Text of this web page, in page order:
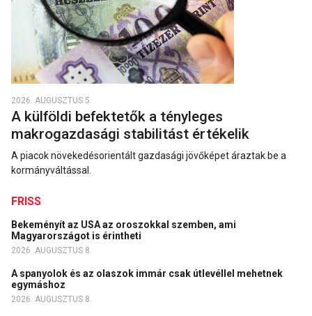
2026. AUGUSZTUS 5.
A külföldi befektetők a tényleges
makrogazdasági stabilitást értékelik
A piacok növekedésorientált gazdasági jövőképet áraztak be a
kormányváltással.
FRISS
Bekeményít az USA az oroszokkal szemben, ami
Magyarországot is érintheti
2026. AUGUSZTUS 8.
A spanyolok és az olaszok immár csak útlevéllel mehetnek
egymáshoz
2026. AUGUSZTUS 8.